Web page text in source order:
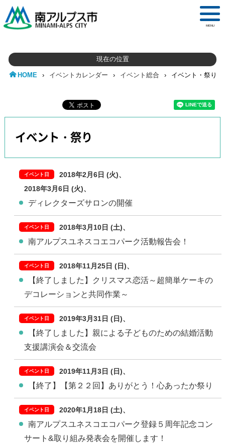
MENU
現在の位置
HOME › イベントカレンダー › イベント総合 › イベント・祭り
イベント・祭り
2018年2月6日 (火)
2018年3月6日 (火)
ディレクターズサロンの開催
2018年3月10日 (土)
南アルプスユネスコエコパーク活動報告会！
2018年11月25日 (日)
【終了しました】クリスマス恋活～超簡単ケーキの
デコレーションと共同作業～
2019年3月31日 (日)
【終了しました】親による子どものための結婚活動
支援講演会＆交流会
2019年11月3日 (日)
【終了】【第２２回】ありがとう！心あったか祭り
2020年1月18日 (土)
南アルプスユネスコエコパーク登録５周年記念コン
サート&取り組み発表会を開催します！